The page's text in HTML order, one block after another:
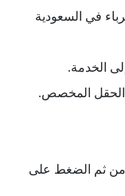
في السعودية
الخدمة.
الحقل المخصص.
ثم الضغط على